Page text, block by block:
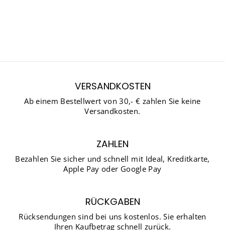
VERSANDKOSTEN
Ab einem Bestellwert von 30,- € zahlen Sie keine
Versandkosten.
ZAHLEN
Bezahlen Sie sicher und schnell mit Ideal, Kreditkarte,
Apple Pay oder Google Pay
RÜCKGABEN
Rücksendungen sind bei uns kostenlos. Sie erhalten
Ihren Kaufbetrag schnell zurück.